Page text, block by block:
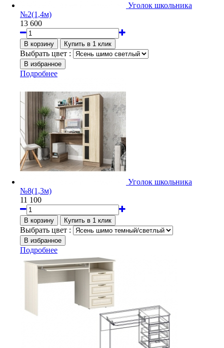
Уголок школьника
№2(1,4м)
13 600
Выбрать цвет :
Подробнее
Уголок школьника
№8(1,3м)
11 100
Выбрать цвет :
Подробнее